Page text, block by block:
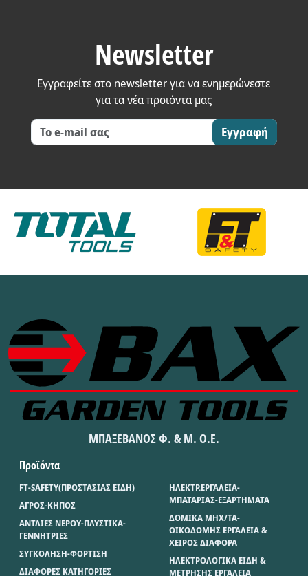
Newsletter
Εγγραφείτε στο newsletter για να ενημερώνεστε
για τα νέα προϊόντα μας
Εγγραφή
ΜΠΑΞΕΒΑΝΟΣ Φ. & Μ. Ο.Ε.
Προϊόντα
FT-SAFETY(ΠΡΟΣΤΑΣΙΑΣ ΕΙΔΗ)
ΑΓΡΟΣ-ΚΗΠΟΣ
ΑΝΤΛΙΕΣ ΝΕΡΟΥ-ΠΛΥΣΤΙΚΑ-
ΓΕΝΝΗΤΡΙΕΣ
ΣΥΓΚΟΛΗΣΗ-ΦΟΡΤΙΣΗ
ΔΙΑΦΟΡΕΣ ΚΑΤΗΓΟΡΙΕΣ
ΗΛΕΚΤΡ.ΕΡΓΑΛΕΙΑ-
ΜΠΑΤΑΡΙΑΣ-ΕΞΑΡΤΗΜΑΤΑ
ΔΟΜΙΚΑ ΜΗΧ/ΤΑ-
ΟΙΚΟΔΟΜΗΣ ΕΡΓΑΛΕΙΑ &
ΧΕΙΡΟΣ ΔΙΑΦΟΡΑ
ΗΛΕΚΤΡΟΛΟΓΙΚΑ ΕΙΔΗ &
ΜΕΤΡΗΣΗΣ ΕΡΓΑΛΕΙΑ